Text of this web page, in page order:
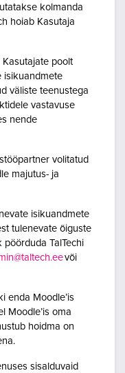
kolmanda
hoiab Kasutaja
Kasutajate poolt
isikuandmete
väliste teenustega
vastavuse
nende
volitatud
majutus- ja
isikuandmete
tulenevate õiguste
TalTechi
või
enda Moodle’is
Moodle’is oma
hoidma on
sisalduvaid